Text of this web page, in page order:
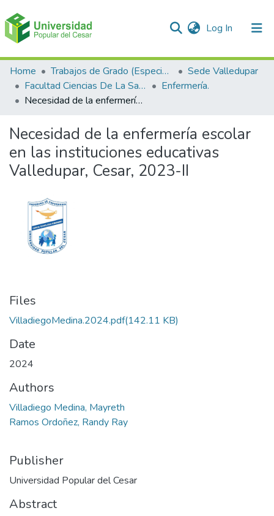
Log In (current)
Communities & Collections
All of DSpace
Home Trabajos de Grado (Especializaciones y Pregrados)
Sede Valledupar
Facultad Ciencias De La Salud.
Enfermería.
Necesidad de la enfermería escolar en las instituciones educativas Valledupar, Cesar, 2023-II
Necesidad de la enfermería escolar
en las instituciones educativas
Valledupar, Cesar, 2023-II
Files
VilladiegoMedina.2024.pdf(142.11 KB)
Date
2024
Authors
Villadiego Medina, Mayreth
Ramos Ordoñez, Randy Ray
Publisher
Universidad Popular del Cesar
Abstract